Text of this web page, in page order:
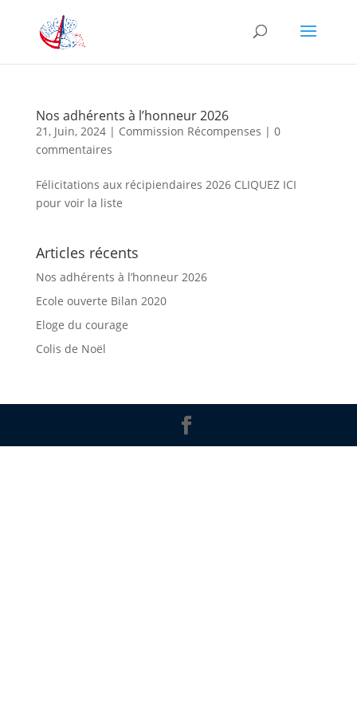
Nos adhérents à l’honneur 2026
21, Juin, 2024| Commission Récompenses | 0
commentaires
Félicitations aux récipiendaires 2026 CLIQUEZ ICI
pour voir la liste
Articles récents
Nos adhérents à l’honneur 2026
Ecole ouverte Bilan 2020
Eloge du courage
Colis de Noël